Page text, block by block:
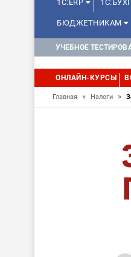
1С:ERP
БЮДЖЕТНИКАМ
КУРСЫ ДЛЯ
УЧЕБНОЕ
ОНЛАЙН-КУРСЫ
Главная » Налоги »